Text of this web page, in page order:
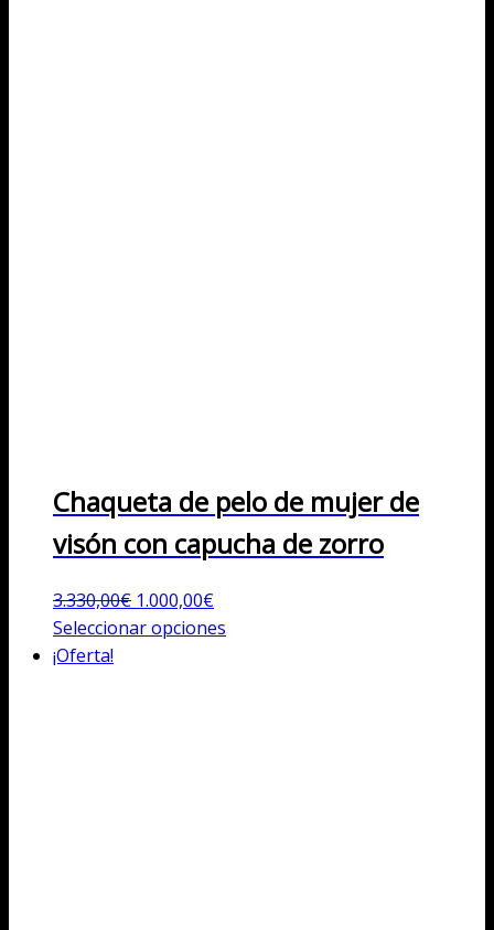
Chaqueta de pelo de mujer de
visón con capucha de zorro
3.330,00€ El
precio
1.000,00€El
precio
Seleccionar opciones
¡Oferta!